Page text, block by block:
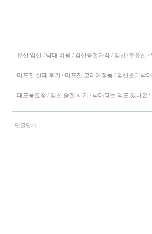
유산 임신 / 낙태 비용 / 임신중절가격 / 임신7주유산
미프진 실패 후기 / 미프진 코리아정품 / 임신초기낙
태도움요청 / 임신 중절 시기 / 낙태되는 약도 있나요
답글달기